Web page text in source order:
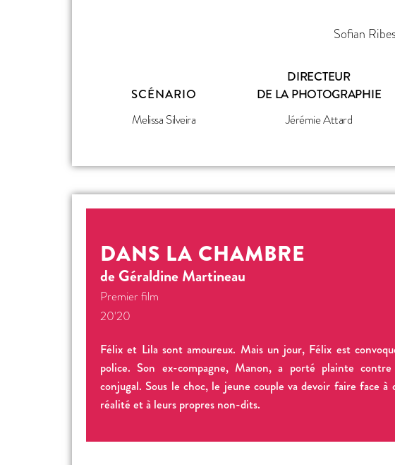
Sofian
SCÉNARIO
Melissa Silveira
DIRECTEUR
DE LA PHOTOGRAPHIE
Jérémie Attard
DANS LA CHAMBRE
de Géraldine Martineau
Premier film
20'20
Félix et Lila sont amoureux. Mais un jour, Félix est
police. Son ex-compagne, Manon, a porté plainte
conjugal. Sous le choc, le jeune couple va devoir faire face à
réalité et à leurs propres non-dits.